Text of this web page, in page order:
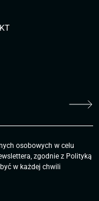
osobowych w celu
zgodnie z Polityką
w każdej chwili